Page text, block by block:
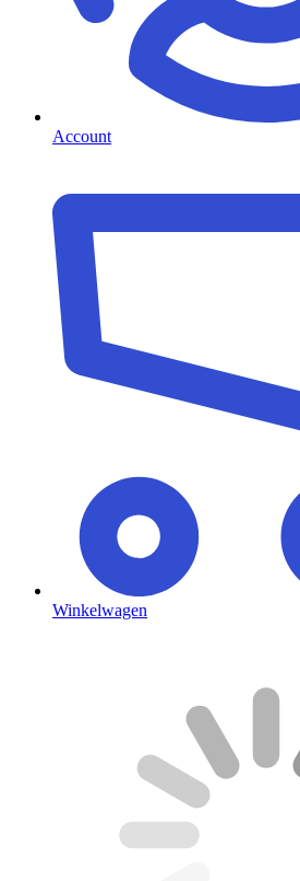
Account
Winkelwagen